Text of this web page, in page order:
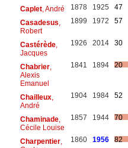
Caplet, André 1878 1925
47
Casadesus
Robert
1899 1972 57
Castérède,
Jacques
1926 2014 30
Chabrier,
Alexis
Emanuel
1841 1894 20
Chailleux,
André
1904 1984 52
Chaminade,
Cécile Louise
1857 1944 70
Charpentier,
1860 1956 82